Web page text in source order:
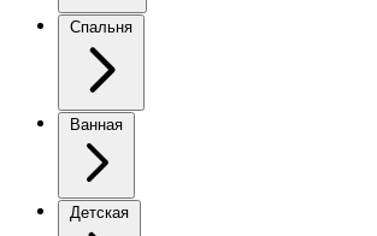
Спальня
Ванная
Детская